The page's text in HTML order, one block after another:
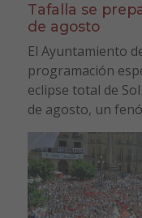
Tafalla se
de agosto
El Ayuntamiento
programación
eclipse total de
de agosto, un